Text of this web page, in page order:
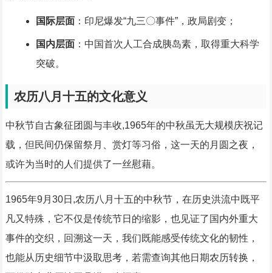
国际层面：印尼爆发“九三〇事件”，政局剧变；
国内层面：中国首次人工合成胰岛素，取得重大科学
突破。
农历八月十五的文化意义
中秋节自古象征团圆与丰收,1965年的中秋虽无大规模庆祝记
载，但民间仍保留祭月、赏灯等习俗，这一天的月圆之夜，
或许为当时的人们提供了一丝慰藉。
1965年9月30日,农历八月十五的中秋节，在历史洪流中既平
凡又特殊，它不仅是传统节日的缩影，也见证了国内外重大
事件的交织，回溯这一天，我们既能感受传统文化的韧性，
也能从历史细节中汲取思考，若需查询其他日期农历转换，